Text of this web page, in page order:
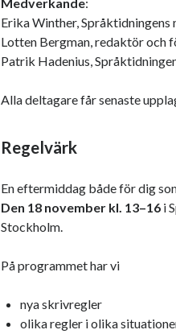
Erika Winther,
Lotten Bergman, redaktör och
Patrik Hadenius,
Alla deltagare får senaste
Regelvärk
En eftermiddag både för dig
Den 18 november kl. 13–16 i
Stockholm.
På programmet har vi
nya skrivregler
olika regler i olika